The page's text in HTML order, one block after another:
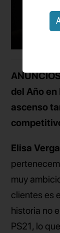
del Año
ascenso
Elisa
muy
clientes es
historia no
PS21, lo